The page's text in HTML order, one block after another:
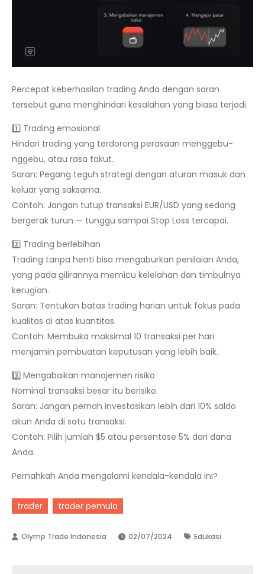
Percepat keberhasilan trading Anda dengan saran
tersebut guna menghindari kesalahan yang biasa terjadi.
1️⃣ Trading emosional
Hindari trading yang terdorong perasaan menggebu-
nggebu, atau rasa takut.
Saran: Pegang teguh strategi dengan aturan masuk dan
keluar yang saksama.
Contoh: Jangan tutup transaksi EUR/USD yang sedang
bergerak turun — tunggu sampai Stop Loss tercapai.
2️⃣ Trading berlebihan
Trading tanpa henti bisa mengaburkan penilaian Anda,
yang pada gilirannya memicu kelelahan dan timbulnya
kerugian.
Saran: Tentukan batas trading harian untuk fokus pada
kualitas di atas kuantitas.
Contoh: Membuka maksimal 10 transaksi per hari
menjamin pembuatan keputusan yang lebih baik.
3️⃣ Mengabaikan manajemen risiko
Nominal transaksi besar itu berisiko.
Saran: Jangan pernah investasikan lebih dari 10% saldo
akun Anda di satu transaksi.
Contoh: Pilih jumlah $5 atau persentase 5% dari dana
Anda.
Pernahkah Anda mengalami kendala-kendala ini?
trader trader pemula
02/07/2024 Edukasi